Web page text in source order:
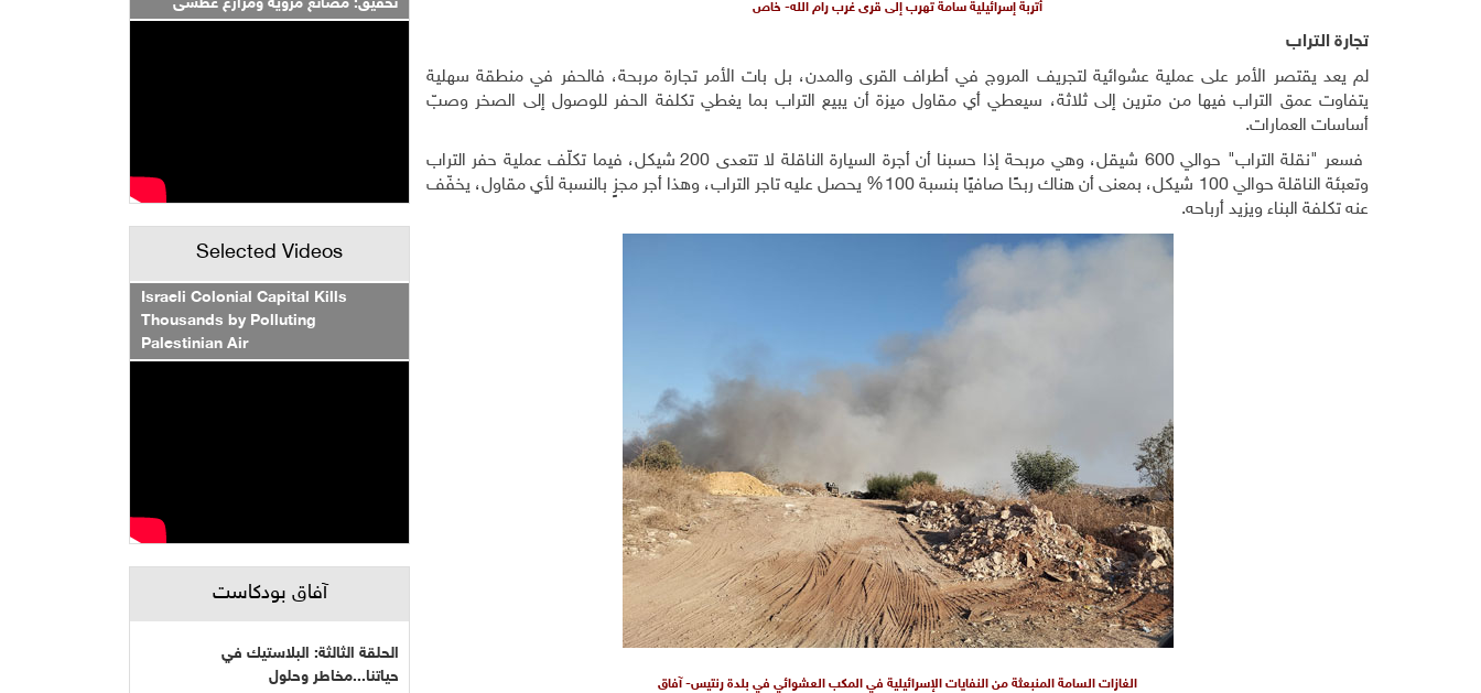
أتربة إسرائيلية سامة تهرب إلى قرى غرب رام الله- خاص
تجارة التراب
لم يعد يقتصر الأمر على عملية عشوائية لتجريف المروج في أطراف القرى والمدن، بل بات الأمر تجارة مربحة، فالحفر في منطقة سهلية
يتفاوت عمق التراب فيها من مترين إلى ثلاثة، سيعطي أي مقاول ميزة أن يبيع التراب بما يغطي تكلفة الحفر للوصول إلى الصخر وصبّ
أساسات العمارات.
فسعر "نقلة التراب" حوالي 600 شيقل، وهي مربحة إذا حسبنا أن أجرة السيارة الناقلة لا تتعدى 200 شيكل، فيما تكلّف عملية حفر التراب
وتعبئة الناقلة حوالي 100 شيكل، بمعنى أن هناك ربحًا صافيًا بنسبة 100% يحصل عليه تاجر التراب، وهذا أجر مجزٍ بالنسبة لأي مقاول، يخفّف
عنه تكلفة البناء ويزيد أرباحه.
الغازات السامة المنبعثة من النفايات الإسرائيلية في المكب العشوائي في بلدة رنتيس- آفاق
تحقيق: مصانع مروية ومزارع عطشى
Selected Videos
Israeli Colonial Capital Kills
Thousands by Polluting
Palestinian Air
آفاق بودكاست
الحلقة الثالثة: البلاستيك في
حياتنا...مخاطر وحلول